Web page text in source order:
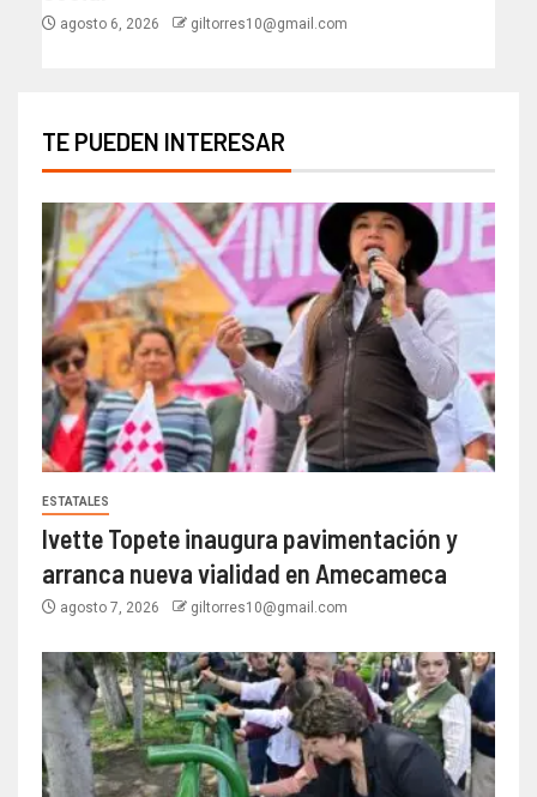
agosto 6, 2026 giltorres10@gmail.com
TE PUEDEN INTERESAR
ESTATALES
Ivette Topete inaugura pavimentación y
arranca nueva vialidad en Amecameca
agosto 7, 2026 giltorres10@gmail.com